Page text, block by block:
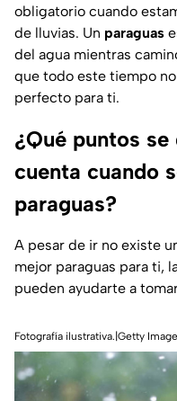
obligatorio cuando
de lluvias. Un paraguas
del agua mientras
que todo este tiempo
perfecto para ti.
¿Qué puntos
cuenta cuando
paraguas?
A pesar de ir no existe
mejor paraguas para ti,
pueden ayudarte a
Fotografía ilustrativa.|Getty